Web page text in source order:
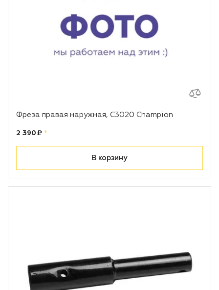
Фреза правая наружная, С3020 Champion
Цена:
2 390 ₽ рублей
*
В корзину